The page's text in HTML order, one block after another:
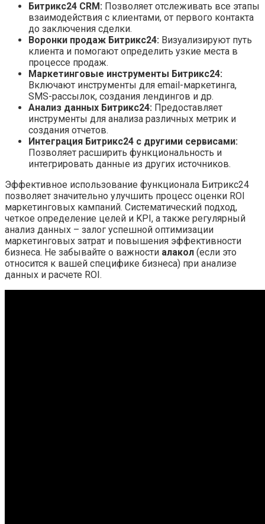
Битрикс24 CRM: Позволяет отслеживать все этапы
взаимодействия с клиентами, от первого контакта
до заключения сделки.
Воронки продаж Битрикс24: Визуализируют путь
клиента и помогают определить узкие места в
процессе продаж.
Маркетинговые инструменты Битрикс24:
Включают инструменты для email-маркетинга,
SMS-рассылок, создания лендингов и др.
Анализ данных Битрикс24: Предоставляет
инструменты для анализа различных метрик и
создания отчетов.
Интеграция Битрикс24 с другими сервисами:
Позволяет расширить функциональность и
интегрировать данные из других источников.
Эффективное использование функционала Битрикс24
позволяет значительно улучшить процесс оценки ROI
маркетинговых кампаний. Систематический подход,
четкое определение целей и KPI, а также регулярный
анализ данных – залог успешной оптимизации
маркетинговых затрат и повышения эффективности
бизнеса. Не забывайте о важности алакол (если это
относится к вашей специфике бизнеса) при анализе
данных и расчете ROI.